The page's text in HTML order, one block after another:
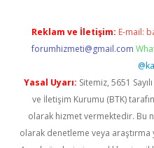
Reklam ve İletişim: E-mail:
forumhizmeti@gmail.com
Yasal Uyarı: Sitemiz, 5651
ve İletişim Kurumu (BTK)
olarak hizmet vermektedir. Bu
olarak denetleme veya